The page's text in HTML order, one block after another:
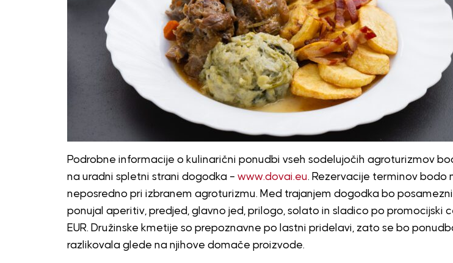
Podrobne informacije o kulinarični ponudbi vseh sodelujočih agroturizmov
na uradni spletni strani dogodka – www.dovai.eu. Rezervacije terminov bodo
neposredno pri izbranem agroturizmu. Med trajanjem dogodka bo
ponujal aperitiv, predjed, glavno jed, prilogo, solato in sladico po promocijski
EUR. Družinske kmetije so prepoznavne po lastni pridelavi, zato se bo
razlikovala glede na njihove domače proizvode.